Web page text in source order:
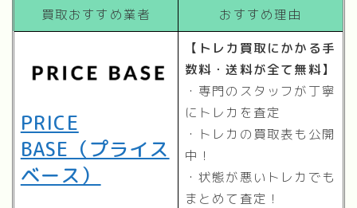
買取おすすめ業者 おすすめ理由
PRICE
BASE（プライス
ベース）
【トレカ買取にかかる手
数料・送料が全て無料】
・専門のスタッフが丁寧
にトレカを査定
・トレカの買取表も公開
中！
・状態が悪いトレカでも
まとめて査定！